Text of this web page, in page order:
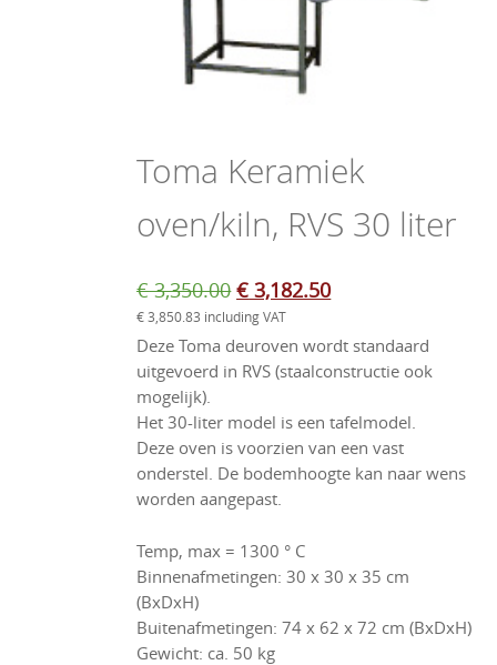
Toma Keramiek
oven/kiln, RVS 30 liter
€3,350.00Original
price
was:
€ 3,350.00.
€ 3,182.50Current
is:
€ 3,182.50.
€3,850.83 including VAT
Deze Toma deuroven wordt standaard
uitgevoerd in RVS (staalconstructie ook
mogelijk).
Het 30-liter model is een tafelmodel.
Deze oven is voorzien van een vast
onderstel. De bodemhoogte kan naar wens
worden aangepast.
Temp, max = 1300 ° C
Binnenafmetingen: 30 x 30 x 35 cm
(BxDxH)
Buitenafmetingen: 74 x 62 x 72 cm (BxDxH)
Gewicht: ca. 50 kg